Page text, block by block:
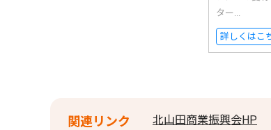
ター...
詳しくはこ
関連リンク 北山田商業振興会HP